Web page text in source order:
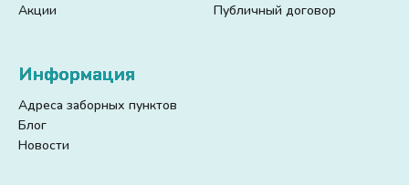
Акции
Публичный договор
Информация
Адреса заборных пунктов
Блог
Новости